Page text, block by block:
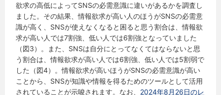
欲求の高低によってSNSの必需意識に違いがあるかを調査し
ました。その結果、情報欲求が高い人のほうがSNSの必需意
識が高く、SNSが使えなくなると困ると思う割合は、情報欲
求が高い人では7割強、低い人では6割強となっていました
（図3）。また、SNSは自分にとってなくてはならないと思
う割合は、情報欲求が高い人では6割強、低い人では5割弱で
した（図4）。情報欲求が高いほうがSNSの必需意識が高い
ことから、SNSが知識や情報を得るためのツールとして活用
されていることが示唆されます。なお、 2024年8月26日のレ